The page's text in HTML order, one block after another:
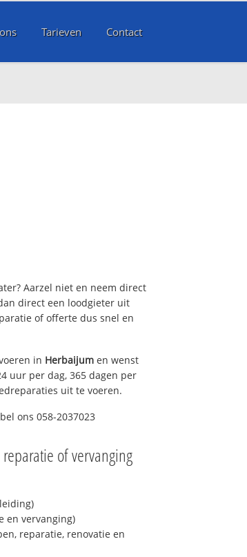
Tarieven Contact
Aarzel niet en neem direct
direct een loodgieter uit
of offerte dus snel en
in Herbaijum en wenst
uur per dag, 365 dagen per
uit te voeren.
ons 058-2037023
of vervanging
en vervanging)
reparatie, renovatie en